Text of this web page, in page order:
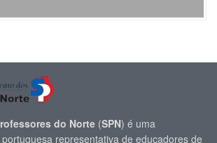
do Norte (SPN) é uma
representativa de educadores de